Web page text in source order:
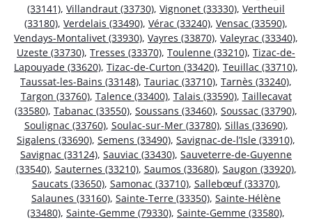
(33141), Villandraut (33730), Vignonet (33330), Vertheuil
(33180), Verdelais (33490), Vérac (33240), Vensac (33590),
Vendays-Montalivet (33930), Vayres (33870), Valeyrac (33340),
Uzeste (33730), Tresses (33370), Toulenne (33210), Tizac-de-
Lapouyade (33620), Tizac-de-Curton (33420), Teuillac (33710),
Taussat-les-Bains (33148), Tauriac (33710), Tarnès (33240),
Targon (33760), Talence (33400), Talais (33590), Taillecavat
(33580), Tabanac (33550), Soussans (33460), Soussac (33790),
Soulignac (33760), Soulac-sur-Mer (33780), Sillas (33690),
Sigalens (33690), Semens (33490), Savignac-de-l’Isle (33910),
Savignac (33124), Sauviac (33430), Sauveterre-de-Guyenne
(33540), Sauternes (33210), Saumos (33680), Saugon (33920),
Saucats (33650), Samonac (33710), Sallebœuf (33370),
Salaunes (33160), Sainte-Terre (33350), Sainte-Hélène
(33480), Sainte-Gemme (79330), Sainte-Gemme (33580),